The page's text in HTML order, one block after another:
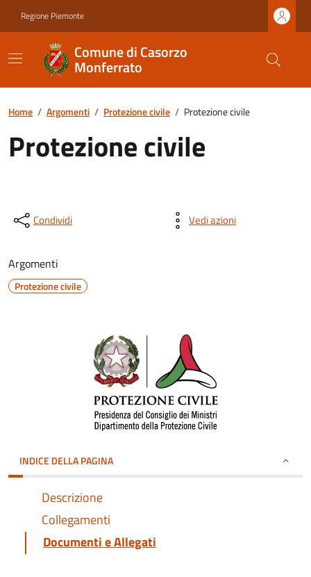
Regione Piemonte
Comune di Casorzo
Monferrato
Home / Argomenti / Protezione civile / Protezione civile
Protezione civile
Condividi Vedi azioni
Argomenti
Protezione civile
INDICE DELLA PAGINA
Descrizione
Collegamenti
Documenti e Allegati